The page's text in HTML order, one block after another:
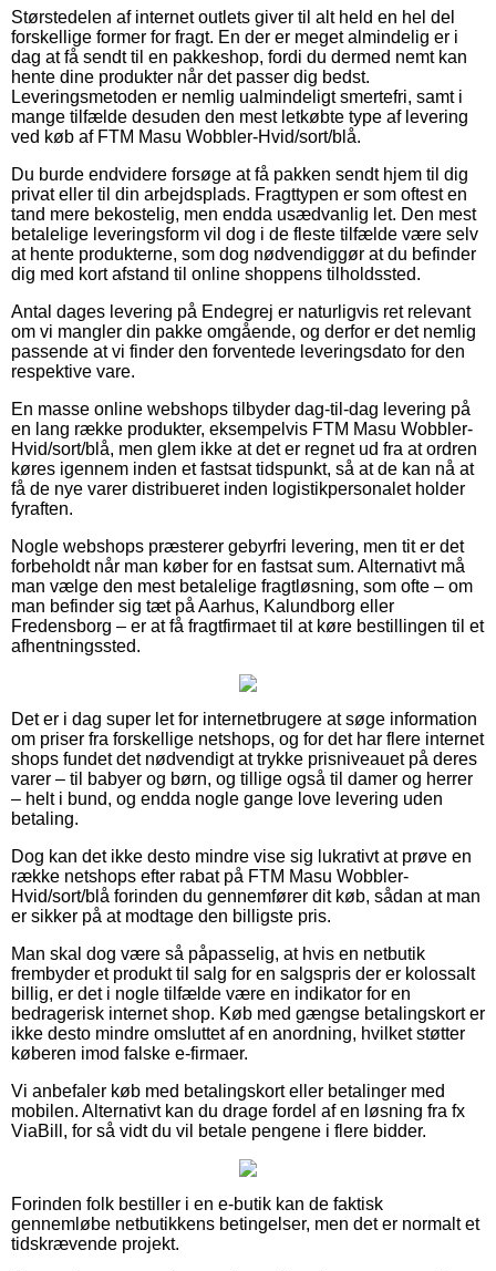
Størstedelen af internet outlets giver til alt held en hel del
forskellige former for fragt. En der er meget almindelig er i
dag at få sendt til en pakkeshop, fordi du dermed nemt kan
hente dine produkter når det passer dig bedst.
Leveringsmetoden er nemlig ualmindeligt smertefri, samt i
mange tilfælde desuden den mest letkøbte type af levering
ved køb af FTM Masu Wobbler-Hvid/sort/blå.
Du burde endvidere forsøge at få pakken sendt hjem til dig
privat eller til din arbejdsplads. Fragttypen er som oftest en
tand mere bekostelig, men endda usædvanlig let. Den mest
betalelige leveringsform vil dog i de fleste tilfælde være selv
at hente produkterne, som dog nødvendiggør at du befinder
dig med kort afstand til online shoppens tilholdssted.
Antal dages levering på Endegrej er naturligvis ret relevant
om vi mangler din pakke omgående, og derfor er det nemlig
passende at vi finder den forventede leveringsdato for den
respektive vare.
En masse online webshops tilbyder dag-til-dag levering på
en lang række produkter, eksempelvis FTM Masu Wobbler-
Hvid/sort/blå, men glem ikke at det er regnet ud fra at ordren
køres igennem inden et fastsat tidspunkt, så at de kan nå at
få de nye varer distribueret inden logistikpersonalet holder
fyraften.
Nogle webshops præsterer gebyrfri levering, men tit er det
forbeholdt når man køber for en fastsat sum. Alternativt må
man vælge den mest betalelige fragtløsning, som ofte – om
man befinder sig tæt på Aarhus, Kalundborg eller
Fredensborg – er at få fragtfirmaet til at køre bestillingen til et
afhentningssted.
Det er i dag super let for internetbrugere at søge information
om priser fra forskellige netshops, og for det har flere internet
shops fundet det nødvendigt at trykke prisniveauet på deres
varer – til babyer og børn, og tillige også til damer og herrer
– helt i bund, og endda nogle gange love levering uden
betaling.
Dog kan det ikke desto mindre vise sig lukrativt at prøve en
række netshops efter rabat på FTM Masu Wobbler-
Hvid/sort/blå forinden du gennemfører dit køb, sådan at man
er sikker på at modtage den billigste pris.
Man skal dog være så påpasselig, at hvis en netbutik
frembyder et produkt til salg for en salgspris der er kolossalt
billig, er det i nogle tilfælde være en indikator for en
bedragerisk internet shop. Køb med gængse betalingskort er
ikke desto mindre omsluttet af en anordning, hvilket støtter
køberen imod falske e-firmaer.
Vi anbefaler køb med betalingskort eller betalinger med
mobilen. Alternativt kan du drage fordel af en løsning fra fx
ViaBill, for så vidt du vil betale pengene i flere bidder.
Forinden folk bestiller i en e-butik kan de faktisk
gennemløbe netbutikkens betingelser, men det er normalt et
tidskrævende projekt.